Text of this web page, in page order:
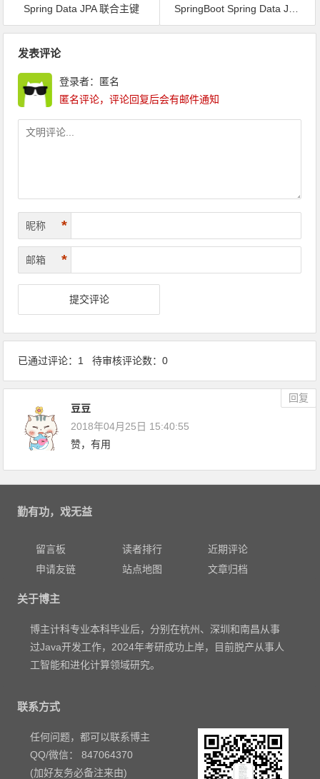
Spring Data JPA 联合主键
SpringBoot Spring Data JPA Thymeleaf 实现关注者和粉丝，互相关注分页显示
发表评论
登录者：匿名
匿名评论，评论回复后会有邮件通知
昵称 *
邮箱 *
已通过评论：1 待审核评论数：0
豆豆
回复
2018年04月25日 15:40:55
赞，有用
勤有功，戏无益
留言板 读者排行
近期评论
申请友链
站点地图 文章归档
关于博主
博主计科专业本科毕业后，分别在杭州、深圳和南昌从事
过Java开发工作，2024年考研成功上岸，目前脱产从事人
工智能和进化计算领域研究。
联系方式
任何问题，都可以联系博主
QQ/微信： 847064370
(加好友务必备注来由)